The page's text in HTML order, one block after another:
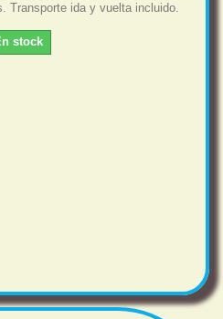
Transporte ida y vuelta incluido.
stock